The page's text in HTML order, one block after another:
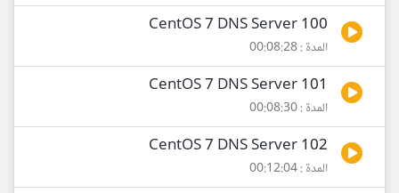
100 CentOS 7 DNS Server
المدة : 00:08:28
101 CentOS 7 DNS Server
المدة : 00:08:30
102 CentOS 7 DNS Server
المدة : 00:12:04